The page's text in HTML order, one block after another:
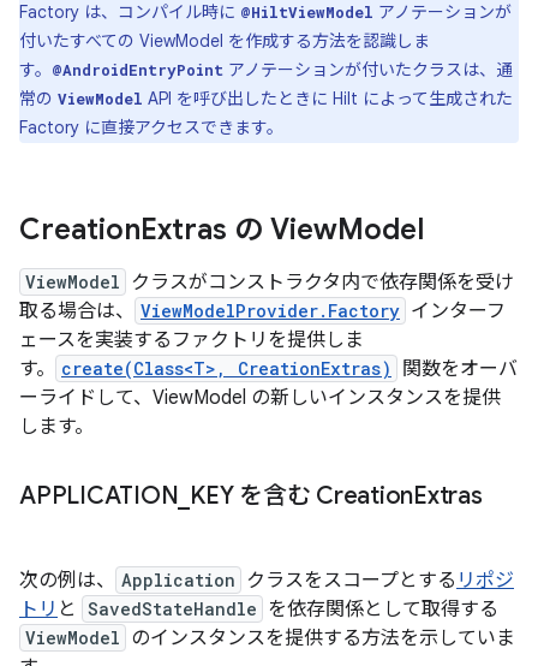
Factory は、コンパイル時に @HiltViewModel アノテーションが
付いたすべての ViewModel を作成する方法を認識しま
す。
@AndroidEntryPoint アノテーションが付いたクラスは、通
常の ViewModel API を呼び出したときに Hilt によって生成された
Factory に直接アクセスできます。
CreationExtras の ViewModel
ViewModel
クラスがコンストラクタ内で依存関係を受け
取る場合は、
ViewModelProvider.Factory インターフ
ェースを実装するファクトリを提供しま
す。
create(Class<T>, CreationExtras)
関数をオーバ
ーライドして、ViewModel の新しいインスタンスを提供
します。
APPLICATION KEY を含む CreationExtras
次の例は、 Application クラスをスコープとする リポジ
トリ と SavedStateHandle を依存関係として取得する
ViewModel のインスタンスを提供する方法を示していま